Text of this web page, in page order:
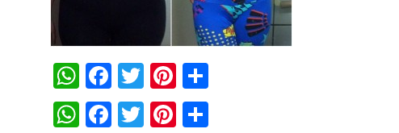
WhatsApp
Facebook
TwitterPinterest
WhatsApp
Facebook
TwitterPinterest